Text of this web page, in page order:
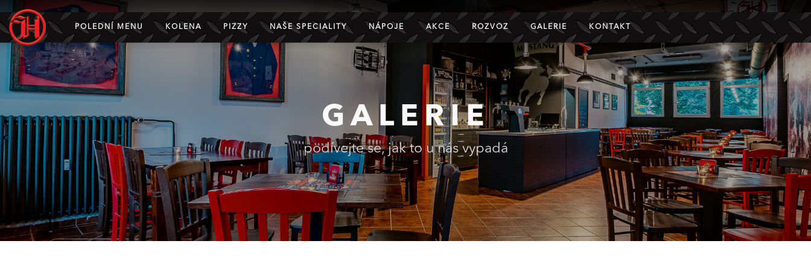
POLEDNÍ MENU KOLENA PIZZY NAŠE SPECIALITY NÁPOJE AKCE ROZVOZ GALERIE KONTAKT
GALERIE
podívejte se, jak to u nás vypadá